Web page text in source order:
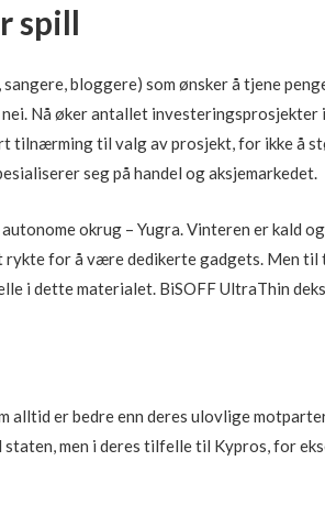
spill
bloggere) som ønsker å tjene
Nå øker antallet
tilnærming til valg av prosjekt, for ikke å
seg på handel og aksjemarkedet.
okrug – Yugra. Vinteren er kald
for å være dedikerte gadgets. Men
i dette materialet. BiSOFF UltraThin
er bedre enn deres ulovlige
men i deres tilfelle til Kypros, for